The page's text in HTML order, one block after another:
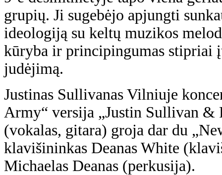
grupių. Ji sugebėjo apjungti
ideologiją su keltų muzikos
kūryba ir principingumas stipriai
judėjimą.
Justinas Sullivanas Vilniuje
Army“ versija „Justin Sullivan &
(vokalas, gitara) groja dar du
klavišininkas Deanas White
Michaelas Deanas (perkusija).